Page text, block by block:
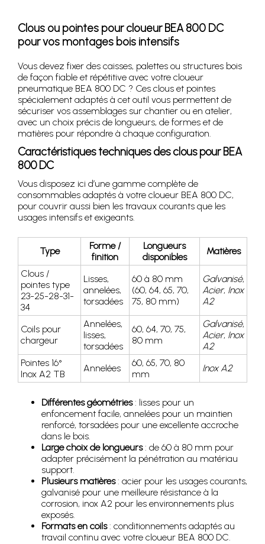
Clous ou pointes pour cloueur BEA 800 DC
pour vos montages bois intensifs
Vous devez fixer des caisses, palettes ou structures bois
de façon fiable et répétitive avec votre cloueur
pneumatique BEA 800 DC ? Ces clous et pointes
spécialement adaptés à cet outil vous permettent de
sécuriser vos assemblages sur chantier ou en atelier,
avec un choix précis de longueurs, de formes et de
matières pour répondre à chaque configuration.
Caractéristiques techniques des clous pour BEA
800 DC
Vous disposez ici d’une gamme complète de
consommables adaptés à votre cloueur BEA 800 DC,
pour couvrir aussi bien les travaux courants que les
usages intensifs et exigeants.
Type
Forme /
finition
Longueurs
disponibles
Matières
Clous /
pointes type
23-25-28-31-
34
Lisses,
annelées,
torsadées
60 à 80 mm
(60, 64, 65, 70,
75, 80 mm)
Galvanisé,
Acier, Inox
A2
Coils pour
chargeur
Annelées,
lisses,
torsadées
60, 64, 70, 75,
80 mm
Galvanisé,
Acier, Inox
A2
Pointes 16°
Inox A2 TB
Annelées
60, 65, 70, 80
mm
Inox A2
Différentes géométries: lisses pour un
enfoncement facile, annelées pour un maintien
renforcé, torsadées pour une excellente accroche
dans le bois.
Large choix de longueurs: de 60 à 80 mm pour
adapter précisément la pénétration au matériau
support.
Plusieurs matières: acier pour les usages courants,
galvanisé pour une meilleure résistance à la
corrosion, inox A2 pour les environnements plus
exposés.
Formats en coils: conditionnements adaptés au
travail continu avec votre cloueur BEA 800 DC.